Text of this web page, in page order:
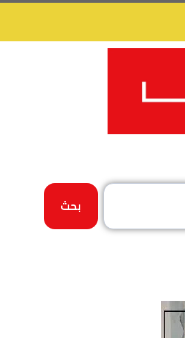
بحث